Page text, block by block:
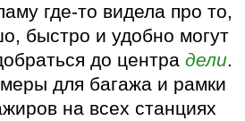
где-то видела про то,
быстро и удобно могут
до центрадели.
для багажа и рамки
на всех станциях